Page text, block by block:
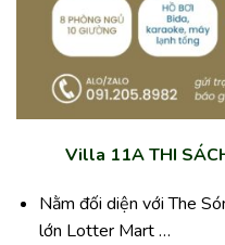
Villa 11A THI
Nằm đối diện với The
lớn Lotter Mart …